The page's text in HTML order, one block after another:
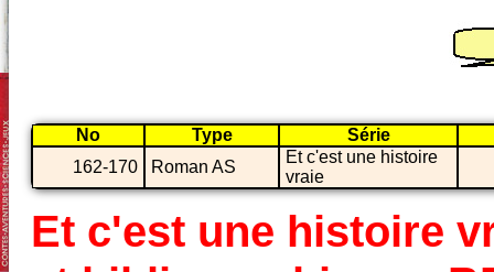
No Type
Série
162-170
Roman AS
Et c'est une histoire
vraie
Et c'est une histoire